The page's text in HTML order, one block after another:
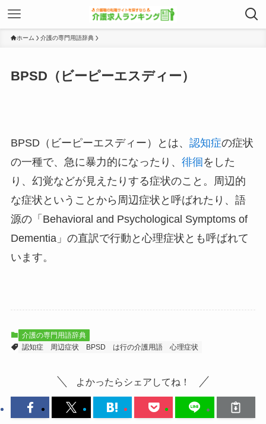
ホーム 介護の専門用語辞典
BPSD（ビーピーエスディー）
BPSD（ビーピーエスディー）とは、 認知症の症状
の一種で、急に暴力的になったり、 徘徊をした
り、幻覚などが見えたりする症状のこと。周辺的
な症状ということから周辺症状と呼ばれたり、語
源の「Behavioral and Psychological Symptoms of
Dementia」の直訳で行動と心理症状とも呼ばれて
います。
介護の専門用語辞典
認知症
周辺症状 BPSD は行の介護用語 心理症状
よかったらシェアしてね！